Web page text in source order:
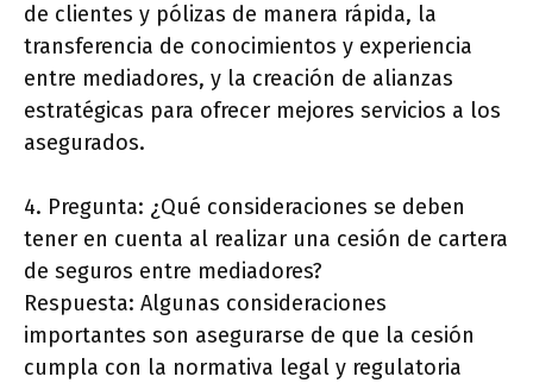
de clientes y pólizas de manera rápida, la
transferencia de conocimientos y experiencia
entre mediadores, y la creación de alianzas
estratégicas para ofrecer mejores servicios a los
asegurados.
4. Pregunta: ¿Qué consideraciones se deben
tener en cuenta al realizar una cesión de cartera
de seguros entre mediadores?
Respuesta: Algunas consideraciones
importantes son asegurarse de que la cesión
cumpla con la normativa legal y regulatoria